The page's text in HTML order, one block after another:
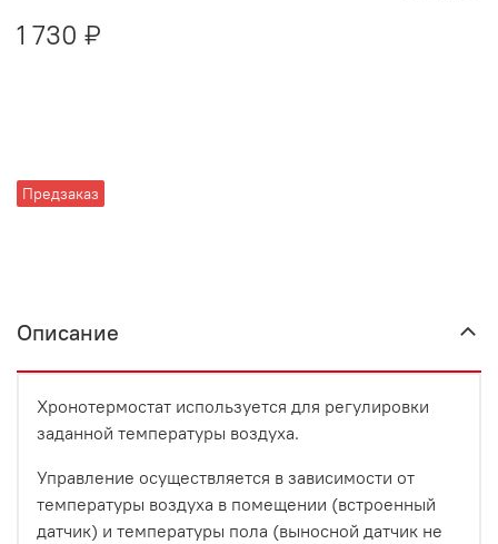
Предзаказ
1 730 ₽
Описание
Хронотермостат используется для регулировки
заданной температуры воздуха.
Управление осуществляется в зависимости от
температуры воздуха в помещении (встроенный
датчик) и температуры пола (выносной датчик не